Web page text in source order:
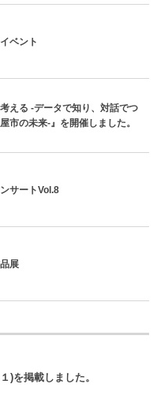
ベント
考える -データで知り、対話でつ
市の未来-』を開催しました。
サートVol.8
展
)を掲載しました。